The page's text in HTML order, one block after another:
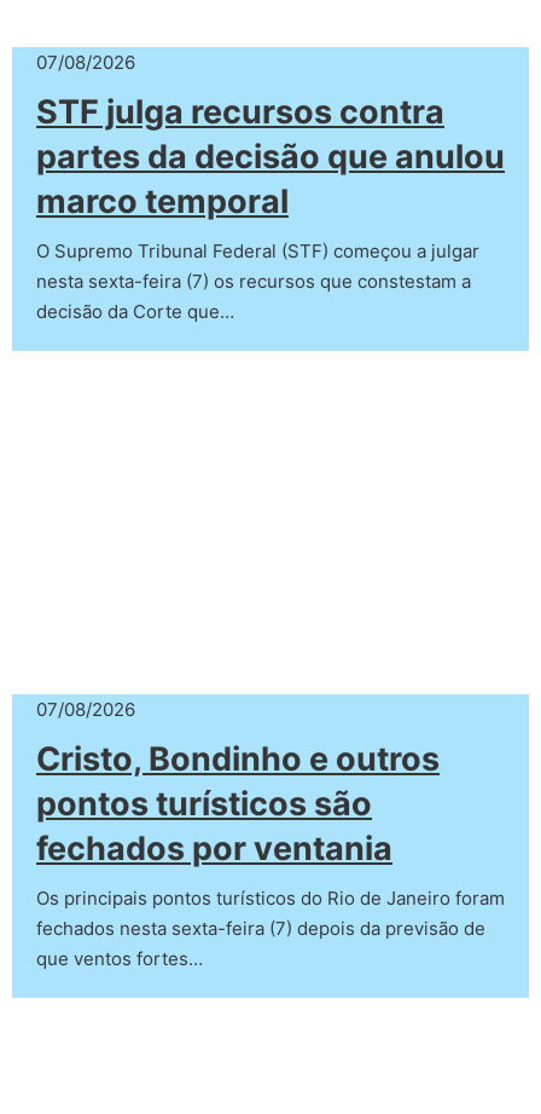
07/08/2026
STF julga recursos contra
partes da decisão que anulou
marco temporal
O Supremo Tribunal Federal (STF) começou a julgar
nesta sexta-feira (7) os recursos que constestam a
decisão da Corte que…
07/08/2026
Cristo, Bondinho e outros
pontos turísticos são
fechados por ventania
Os principais pontos turísticos do Rio de Janeiro foram
fechados nesta sexta-feira (7) depois da previsão de
que ventos fortes…